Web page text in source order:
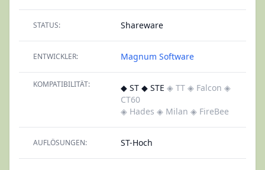
STATUS: Shareware
ENTWICKLER: Magnum Software
KOMPATIBILITÄT: ◆ ST ◆ STE ◈ TT ◈ Falcon ◈
CT60
◈ Hades ◈ Milan ◈ FireBee
AUFLÖSUNGEN: ST-Hoch